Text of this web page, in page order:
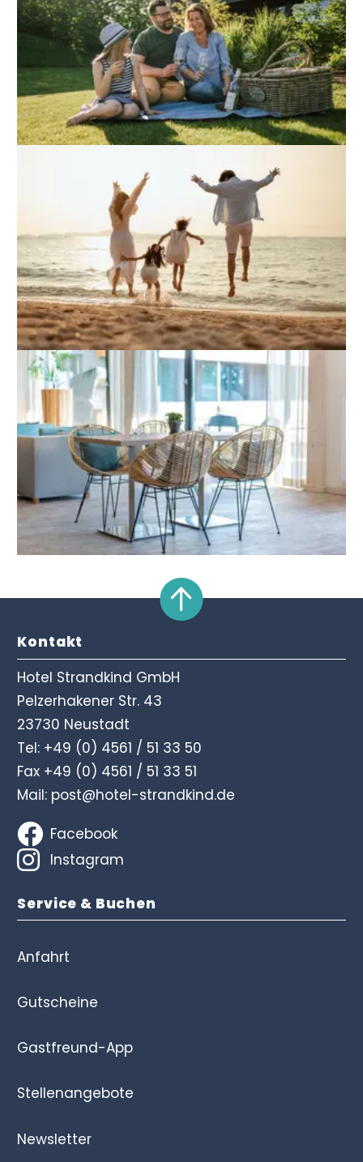
Kontakt
Hotel Strandkind GmbH
Pelzerhakener Str. 43
23730 Neustadt
Tel: +49 (0) 4561 / 51 33 50
Fax +49 (0) 4561 / 51 33 51
Mail: post@hotel-strandkind.de
Facebook
Instagram
Service & Buchen
Anfahrt
Gutscheine
Gastfreund-App
Stellenangebote
Newsletter